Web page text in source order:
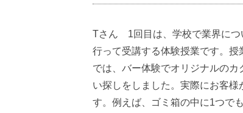
Tさん 1回目は、学校で業界につ
行って受講する体験授業です。
では、バー体験でオリジナルの
い探しをしました。実際にお客
す。例えば、ゴミ箱の中に1つで